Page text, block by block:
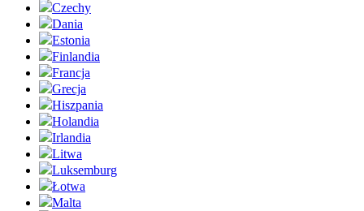
Czechy
Dania
Estonia
Finlandia
Francja
Grecja
Hiszpania
Holandia
Irlandia
Litwa
Luksemburg
Łotwa
Malta